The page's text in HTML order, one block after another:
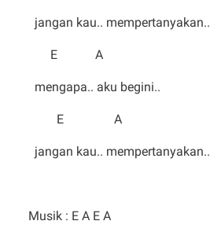
jangan kau.. mempertanyakan..
E A
mengapa.. aku begini..
E A
jangan kau.. mempertanyakan..
Musik : E A E A